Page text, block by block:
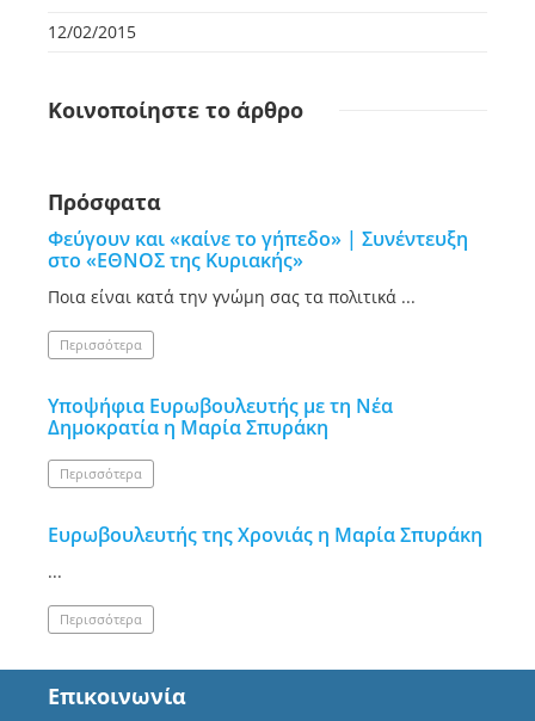
12/02/2015
Κοινοποίηστε το άρθρο
Πρόσφατα
Φεύγουν και «καίνε το γήπεδο» | Συνέντευξη
στο «ΕΘΝΟΣ της Κυριακής»
Ποια είναι κατά την γνώμη σας τα πολιτικά ...
Περισσότερα
Υποψήφια Ευρωβουλευτής με τη Νέα
Δημοκρατία η Μαρία Σπυράκη
Περισσότερα
Ευρωβουλευτής της Χρονιάς η Μαρία Σπυράκη
...
Περισσότερα
Επικοινωνία